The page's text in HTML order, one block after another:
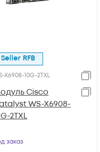
Seller RFB
X6908-10G-2TXL
Cisco
WS-X6908-
2TXL
заказ